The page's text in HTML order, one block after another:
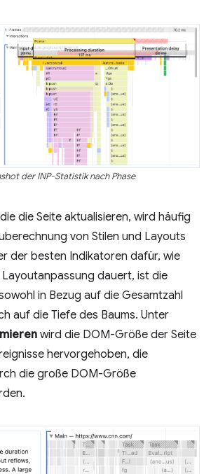
der INP-Statistik nach Phase
die Seite aktualisieren, wird häufig
von Stilen und Layouts
der besten Indikatoren dafür, wie
dauert, ist die
in Bezug auf die Gesamtzahl
auf die Tiefe des Baums. Unter
wird die DOM-Größe der Seite
hervorgehoben, die
die große DOM-Größe